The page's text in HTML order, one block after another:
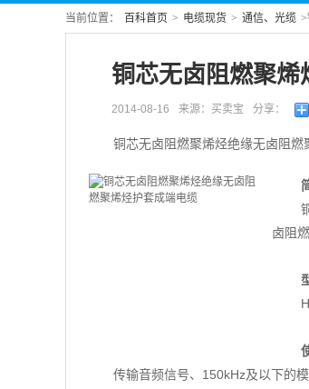
当前位置： 百科首页 > 电缆现货 > 通信、光缆 >
铜芯无卤阻燃聚
2014-08-16 来源：买卖宝 分享：
铜芯无卤阻燃聚烯烃绝缘无卤阻
卤阻
传输音频信号、150kHz及以下的